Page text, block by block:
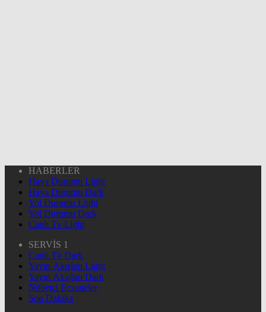
HABERLER
Hava Durumu Light
Hava Durumu Dark
Yol Durumu Light
Yol Durumu Dark
Canlı Tv Light
SERVİS 1
Canlı Tv Dark
Yayın Akışları Light
Yayın Akışları Dark
Nöbetçi Eczaneler
Son Dakika